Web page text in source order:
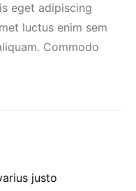
eget adipiscing
luctus enim sem
Commodo
justo